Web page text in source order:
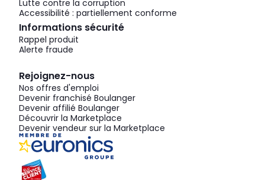
Lutte contre la corruption
Accessibilité : partiellement conforme
Informations sécurité
Rappel produit
Alerte fraude
Rejoignez-nous
Nos offres d'emploi
Devenir franchisé Boulanger
Devenir affilié Boulanger
Découvrir la Marketplace
Devenir vendeur sur la Marketplace